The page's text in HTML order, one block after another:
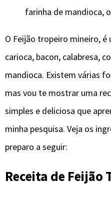
farinha de mandioca,
O Feijão tropeiro mineiro,
carioca, bacon, calabresa,
mandioca. Existem várias
mas vou te mostrar uma
simples e deliciosa que
minha pesquisa. Veja os
preparo a seguir:
Receita de Feijão